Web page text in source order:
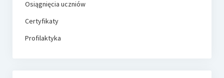
Osiągnięcia uczniów
Certyfikaty
Profilaktyka